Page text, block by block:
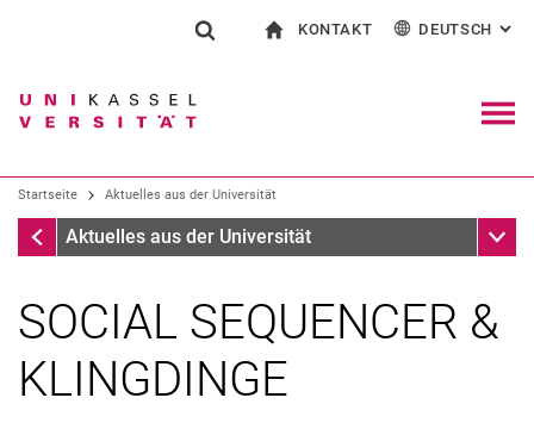
Springe direkt zu: Inhalt
Springe direkt zu: Suche
Springe direkt zu:
Suchen (öffnet externen Link in einem
KONTAKT
Kontakt für Presse und Öffentlichkeit
Einrichtungen suchen
DEUTSCH :
Startseite Aktuelles aus der Universität
Startseite
Aktuelles aus der Universität
SOCIAL SEQUENCER &
KLINGDINGE